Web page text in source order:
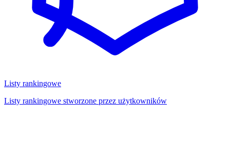
Listy rankingowe
Listy rankingowe stworzone przez użytkowników